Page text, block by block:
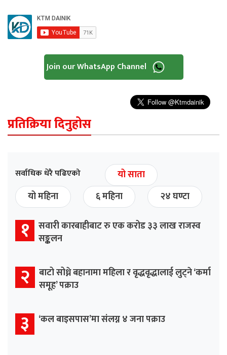
Join our WhatsApp Channel
प्रतिक्रिया दिनुहोस
सर्वाधिक धेरै पढिएको
यो साता
यो महिना
६ महिना २४ घण्टा
१ सवारी कारबाहीबाट रु एक करोड ३३ लाख राजस्व
सङ्कलन
२ बाटो सोध्ने बहानामा महिला र वृद्धवृद्धालाई लुट्ने ‘कर्मा
समूह’ पक्राउ
३ ‘कल बाइसपास’मा संलग्न ४ जना पक्राउ